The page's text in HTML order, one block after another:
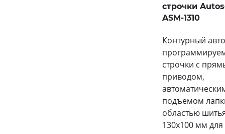
строчки
ASM-1310
Контурный
строчки с
приводом,
подъемом
областью
130х100 мм для